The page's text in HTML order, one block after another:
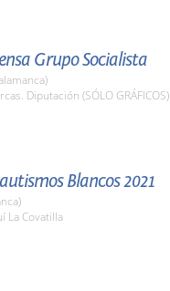
Grupo Socialista
Diputación (SÓLO GRÁFICOS)
Blancos 2021
La Covatilla